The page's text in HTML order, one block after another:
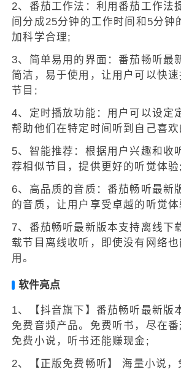
2、番茄工作法：利用番茄工作法
间分成25分钟的工作时间和5分钟
加科学合理;
3、简单易用的界面：番茄畅听最
简洁，易于使用，让用户可以快
节目;
4、定时播放功能：用户可以设定
帮助他们在特定时间听到自己喜
5、智能推荐：根据用户兴趣和收
荐相似节目，提供更好的听觉体验;
6、高品质的音质：番茄畅听最新
的音质，让用户享受卓越的听觉体
7、番茄畅听最新版本支持离线下
载节目离线收听，即使没有网络
用。
软件亮点
1、【抖音旗下】番茄畅听最新版
免费音频产品。免费听书，尽在
免费小说，听书还能赚现金;
2、【正版免费畅听】 海量小说